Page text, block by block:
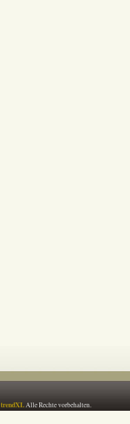
trendXLAlle Rechte vorbehalten.